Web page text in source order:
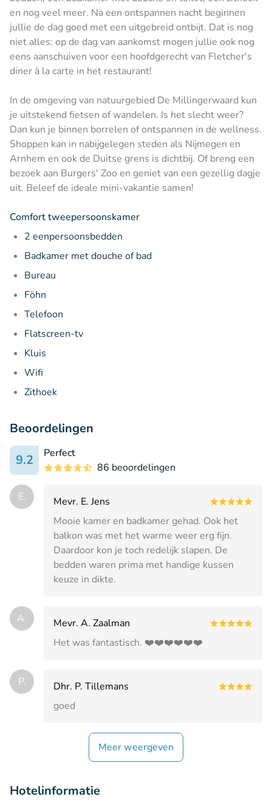
en nog veel meer. Na een ontspannen nacht beginnen
jullie de dag goed met een uitgebreid ontbijt. Dat is nog
niet alles: op de dag van aankomst mogen jullie ook nog
eens aanschuiven voor een hoofdgerecht van Fletcher's
diner à la carte in het restaurant!
In de omgeving van natuurgebied De Millingerwaard kun
je uitstekend fietsen of wandelen. Is het slecht weer?
Dan kun je binnen borrelen of ontspannen in de wellness.
Shoppen kan in nabijgelegen steden als Nijmegen en
Arnhem en ook de Duitse grens is dichtbij. Of breng een
bezoek aan Burgers' Zoo en geniet van een gezellig dagje
uit. Beleef de ideale mini-vakantie samen!
Comfort tweepersoonskamer
2 eenpersoonsbedden
Badkamer met douche of bad
Bureau
Föhn
Telefoon
Flatscreen-tv
Kluis
Wifi
Zithoek
Beoordelingen
9.2
Perfect
86 beoordelingen
E.
Mevr. E. Jens
Mooie kamer en badkamer gehad. Ook het
balkon was met het warme weer erg fijn.
Daardoor kon je toch redelijk slapen. De
bedden waren prima met handige kussen
keuze in dikte.
A.
Mevr. A. Zaalman
Het was fantastisch. ❤️❤️❤️❤️❤️❤️
P.
Dhr. P. Tillemans
goed
Meer weergeven
Hotelinformatie